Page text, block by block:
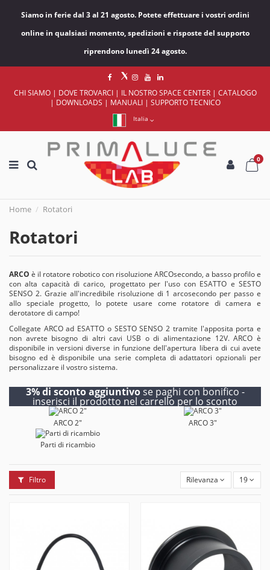
Siamo in ferie dal 3 al 21 agosto. Potete effettuare i vostri ordini
online in qualsiasi momento, spedizioni e risposte del supporto
riprendono lunedì 24 agosto.
CHI SIAMO| DOVE TROVARCI| IL NOSTRO SPACE CENTER| CATALOGO
| DOWNLOADS | MANUALI| SUPPORTO TECNICO
Italia
0
Home Rotatori
Rotatori
ARCO è il rotatore robotico con risoluzione ARCOsecondo, a basso profilo e
con alta capacità di carico, progettato per l'uso con ESATTO e SESTO
SENSO 2. Grazie all'incredibile risoluzione di 1 arcosecondo per passo e
allo speciale progetto, lo potete usare come rotatore di camera e
derotatore di campo!
Collegate ARCO ad ESATTO o SESTO SENSO 2 tramite l'apposita porta e
non avrete bisogno di altri cavi USB o di alimentazione 12V. ARCO è
disponibile in versioni diverse in funzione dell'apertura libera di cui avete
bisogno ed è disponibile una serie completa di adattatori opzionali per
personalizzare il vostro sistema.
3% di sconto aggiuntivose paghi con bonifico -
inserisci il prodotto nel carrello per lo sconto
ARCO 2" ARCO 3"
Parti di ricambio
Filtro Rilevanza 19